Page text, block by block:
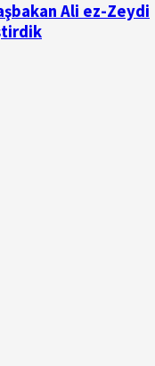
Ali ez-Zeydi